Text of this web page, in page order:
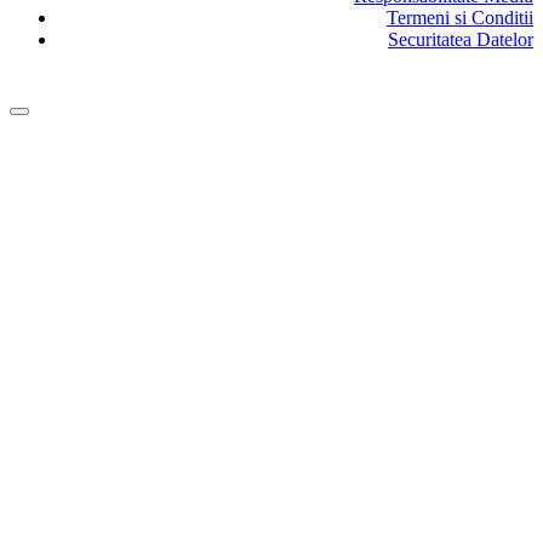
Termeni si Conditii
Securitatea Datelor